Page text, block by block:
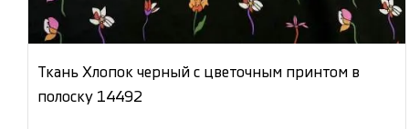
Ткань Хлопок черный с цветочным принтом в
полоску 14492